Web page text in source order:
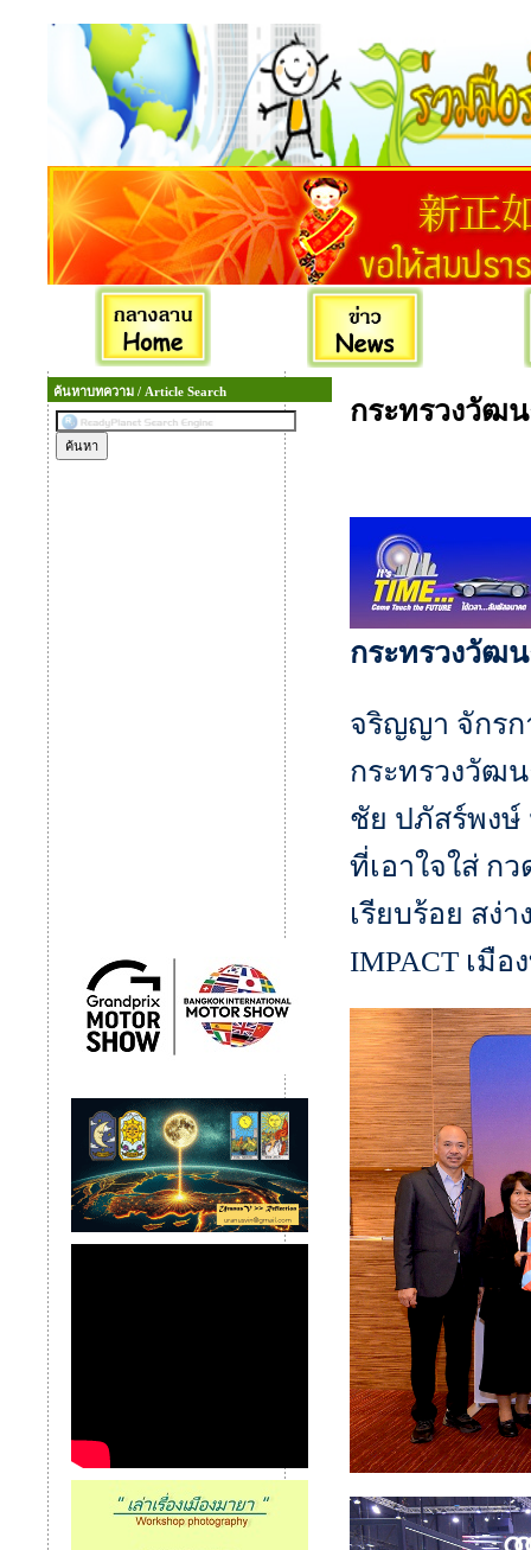
ค้นหาบทความ / Article Search
กระทรวงวัฒน
กระทรวงวัฒน
จริญญา จักรก
กระทรวงวัฒ
ชัย ปภัสร์พงษ์
ที่เอาใจใส่ ก
เรียบร้อย สง่
IMPACT เมือ